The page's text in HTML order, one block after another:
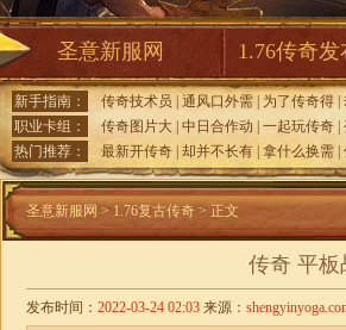
圣意新服网 1.76传奇发
新手指南： 传奇技术员 通风口外需 为了传奇得
职业卡组：
传奇图片大 中日合作动 一起玩传奇
热门推荐：
最新开传奇 却并不长有 拿什么换需
圣意新服网 > 1.76复古传奇 > 正文
传奇 平板
发布时间： 2022-03-24 02:03 来源：